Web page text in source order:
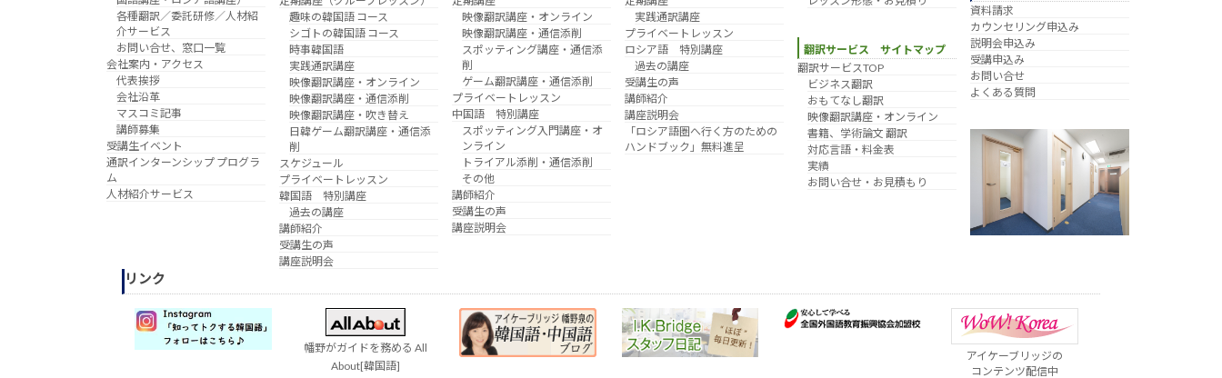
各種翻訳／委託研修／人材紹
介サービス
お問い合せ、窓口一覧
会社案内・アクセス
代表挨拶
会社沿革
マスコミ記事
講師募集
受講生イベント
通訳インターンシップ プログラ
ム
人材紹介サービス
趣味の韓国語 コース
シゴトの韓国語 コース
時事韓国語
実践通訳講座
映像翻訳講座・オンライン
映像翻訳講座・通信添削
映像翻訳講座・吹き替え
日韓ゲーム翻訳講座・通信添
削
スケジュール
プライベートレッスン
韓国語 特別講座
過去の講座
講師紹介
受講生の声
講座説明会
映像翻訳講座・オンライン
映像翻訳講座・通信添削
スポッティング講座・通信添
削
ゲーム翻訳講座・通信添削
プライベートレッスン
中国語 特別講座
スポッティング入門講座・オ
ンライン
トライアル添削・通信添削
その他
講師紹介
受講生の声
講座説明会
実践通訳講座
プライベートレッスン
ロシア語 特別講座
過去の講座
受講生の声
講師紹介
講座説明会
「ロシア語圏へ行く方のための
ハンドブック」無料進呈
翻訳サービス サイトマップ
翻訳サービスTOP
ビジネス翻訳
おもてなし翻訳
映像翻訳講座・オンライン
書籍、学術論文 翻訳
対応言語・料金表
実績
お問い合せ・お見積もり
資料請求
カウンセリング申込み
説明会申込み
受講申込み
お問い合せ
よくある質問
リンク
幡野がガイドを務める All
About[韓国語]
アイケーブリッジの
コンテンツ配信中